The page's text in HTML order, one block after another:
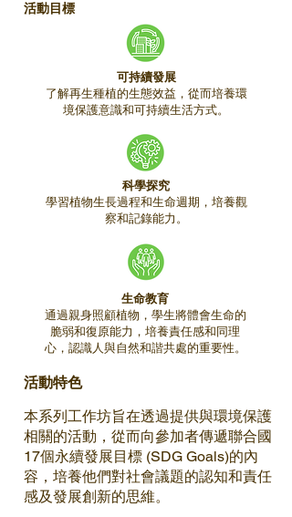
活動目標
可持續發展
了解再生種植的生態效益，從而培養環
境保護意識和可持續生活方式。
科學探究
學習植物生長過程和生命週期，培養觀
察和記錄能力。
生命教育
通過親身照顧植物，學生將體會生命的
脆弱和復原能力，培養責任感和同理
心，認識人與自然和諧共處的重要性。
活動特色
本系列工作坊旨在透過提供與環境保護
相關的活動，從而向參加者傳遞聯合國
17個永續發展目標 (SDG Goals)的內
容，培養他們對社會議題的認知和責任
感及發展創新的思維。